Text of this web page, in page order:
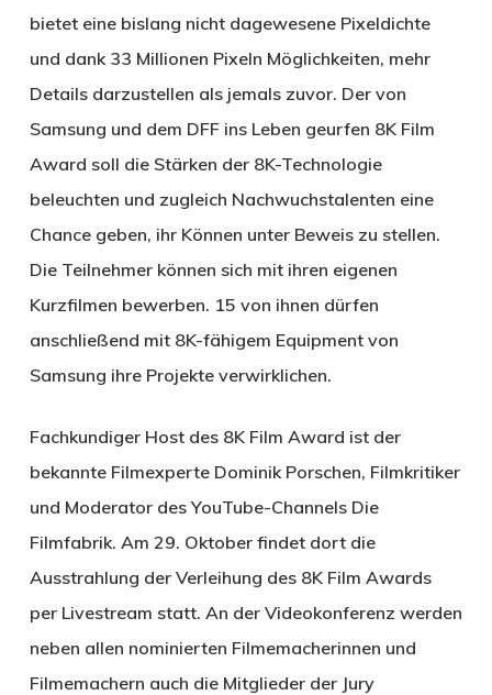
bietet eine bislang nicht dagewesene Pixeldichte
und dank 33 Millionen Pixeln Möglichkeiten, mehr
Details darzustellen als jemals zuvor. Der von
Samsung und dem DFF ins Leben geurfen 8K Film
Award soll die Stärken der 8K-Technologie
beleuchten und zugleich Nachwuchstalenten eine
Chance geben, ihr Können unter Beweis zu stellen.
Die Teilnehmer können sich mit ihren eigenen
Kurzfilmen bewerben. 15 von ihnen dürfen
anschließend mit 8K-fähigem Equipment von
Samsung ihre Projekte verwirklichen.
Fachkundiger Host des 8K Film Award ist der
bekannte Filmexperte Dominik Porschen, Filmkritiker
und Moderator des YouTube-Channels Die
Filmfabrik. Am 29. Oktober findet dort die
Ausstrahlung der Verleihung des 8K Film Awards
per Livestream statt. An der Videokonferenz werden
neben allen nominierten Filmemacherinnen und
Filmemachern auch die Mitglieder der Jury